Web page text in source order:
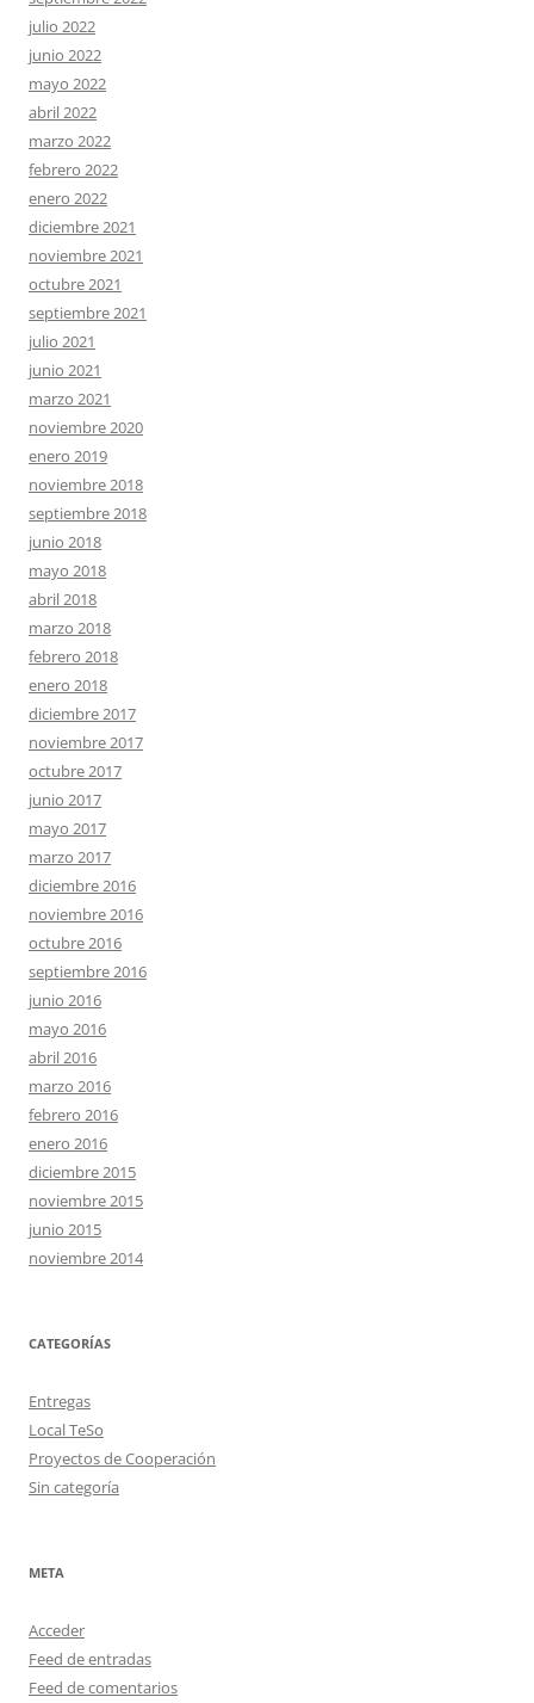
julio 2022
junio 2022
mayo 2022
abril 2022
marzo 2022
febrero 2022
enero 2022
diciembre 2021
noviembre 2021
octubre 2021
septiembre 2021
julio 2021
junio 2021
marzo 2021
noviembre 2020
enero 2019
noviembre 2018
septiembre 2018
junio 2018
mayo 2018
abril 2018
marzo 2018
febrero 2018
enero 2018
diciembre 2017
noviembre 2017
octubre 2017
junio 2017
mayo 2017
marzo 2017
diciembre 2016
noviembre 2016
octubre 2016
septiembre 2016
junio 2016
mayo 2016
abril 2016
marzo 2016
febrero 2016
enero 2016
diciembre 2015
noviembre 2015
junio 2015
noviembre 2014
CATEGORÍAS
Entregas
Local TeSo
Proyectos de Cooperación
Sin categoría
META
Acceder
Feed de entradas
Feed de comentarios